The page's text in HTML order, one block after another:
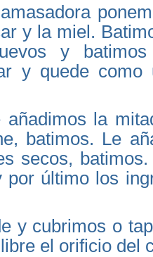
y la miel.
y
y quede como
añadimos la
batimos. Le
secos,
último los
y cubrimos o
el orificio del